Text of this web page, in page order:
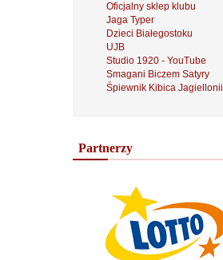
Oficjalny sklep klubu
Jaga Typer
Dzieci Białegostoku
UJB
Studio 1920 - YouTube
Smagani Biczem Satyry
Śpiewnik Kibica Jagiellonii
Partnerzy